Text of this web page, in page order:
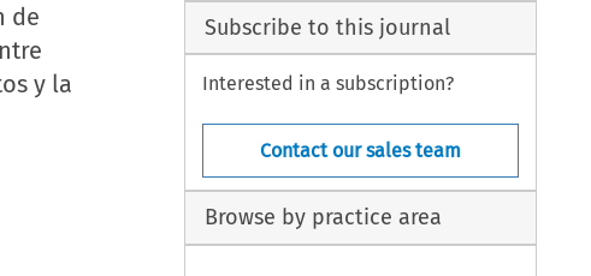
de
y la
Subscribe to this journal
Interested in a subscription?
Contact our sales team
Browse by practice area